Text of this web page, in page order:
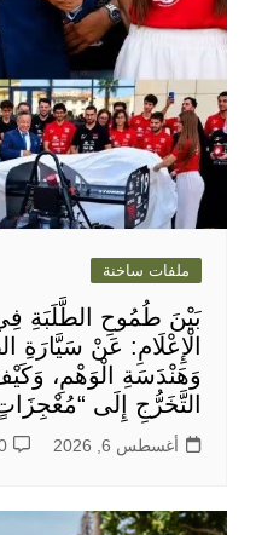
ملفات ساخنة
بَيْنَ طُمُوحِ الطَّلَبَةِ
الْإِعْلَامِ: عَنْ سَيَّارَةِ
وَهَنْدَسَةِ الْوَهْمِ،
التَّخَرُّجِ إِلَى
أغسطس 6, 2026